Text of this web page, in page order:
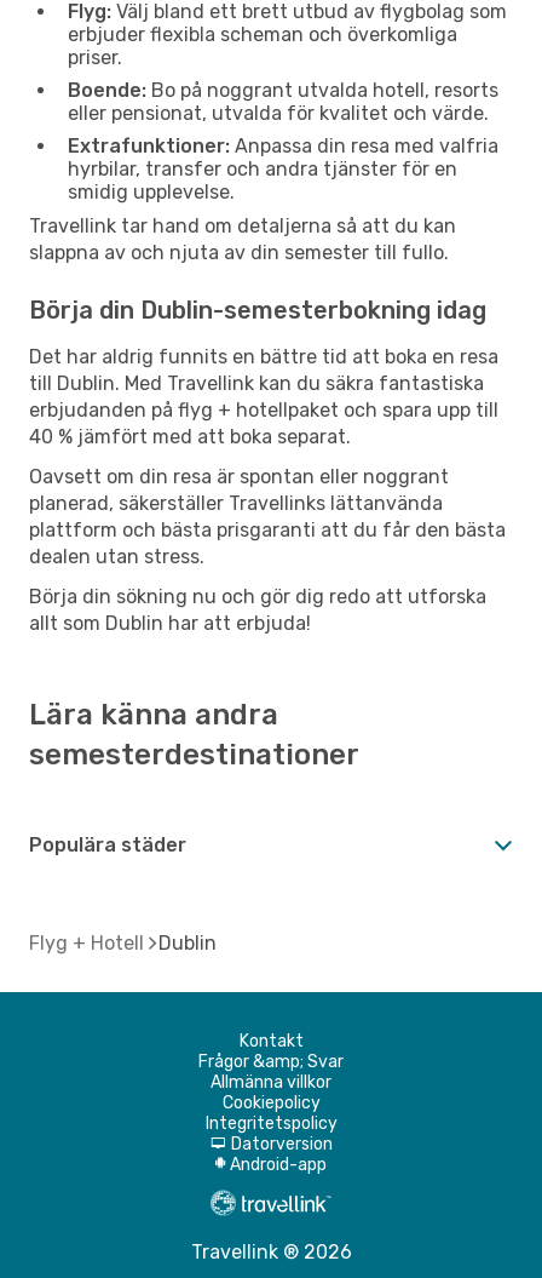
Flyg: Välj bland ett brett utbud av flygbolag som
erbjuder flexibla scheman och överkomliga
priser.
Boende: Bo på noggrant utvalda hotell, resorts
eller pensionat, utvalda för kvalitet och värde.
Extrafunktioner: Anpassa din resa med valfria
hyrbilar, transfer och andra tjänster för en
smidig upplevelse.
Travellink tar hand om detaljerna så att du kan
slappna av och njuta av din semester till fullo.
Börja din Dublin-semesterbokning idag
Det har aldrig funnits en bättre tid att boka en resa
till Dublin. Med Travellink kan du säkra fantastiska
erbjudanden på flyg + hotellpaket och spara upp till
40 % jämfört med att boka separat.
Oavsett om din resa är spontan eller noggrant
planerad, säkerställer Travellinks lättanvända
plattform och bästa prisgaranti att du får den bästa
dealen utan stress.
Börja din sökning nu och gör dig redo att utforska
allt som Dublin har att erbjuda!
Lära känna andra
semesterdestinationer
Populära städer
Flyg + Hotell Dublin
Kontakt
Frågor &amp; Svar
Allmänna villkor
Cookiepolicy
Integritetspolicy
d Datorversion
A Android-app
Travellink ® 2026